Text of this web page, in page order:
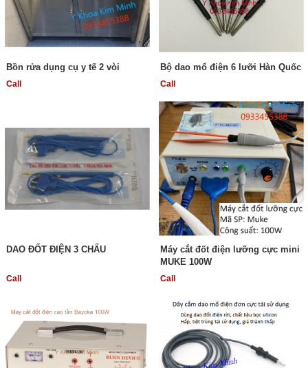
Bồn rửa dụng cụ y tế 2 vòi
Call
Bộ dao mổ điện 6 lưỡi Hàn Quốc
Call
DAO ĐỐT ĐIỆN 3 CHẤU
Call
Máy cắt đốt điện lưỡng cực mini
MUKE 100W
Call